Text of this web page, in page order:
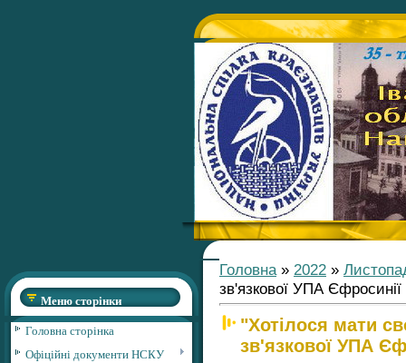
Меню сторінки
Головна сторінка
Офіційні документи НСКУ
Головна» 2022 »
зв'язкової УПА
"Хотілося мати
зв'язкової УПА